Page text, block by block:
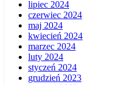
lipiec 2024
czerwiec 2024
maj 2024
kwiecień 2024
marzec 2024
luty 2024
styczeń 2024
grudzień 2023